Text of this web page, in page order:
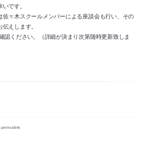
です。
佐々木スクールメンバーによる座談会も行い、その
えします。
認ください。（詳細が決まり次第随時更新致しま
permalink